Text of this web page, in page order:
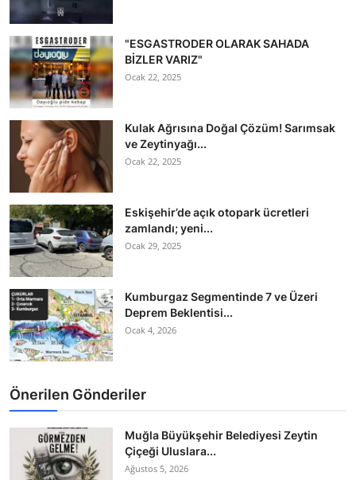
"ESGASTRODER OLARAK SAHADA
BİZLER VARIZ"
Ocak 22, 2025
Kulak Ağrısına Doğal Çözüm! Sarımsak
ve Zeytinyağı...
Ocak 22, 2025
Eskişehir’de açık otopark ücretleri
zamlandı; yeni...
Ocak 29, 2025
Kumburgaz Segmentinde 7 ve Üzeri
Deprem Beklentisi...
Ocak 4, 2026
Önerilen Gönderiler
Muğla Büyükşehir Belediyesi Zeytin
Çiçeği Uluslara...
Ağustos 5, 2026